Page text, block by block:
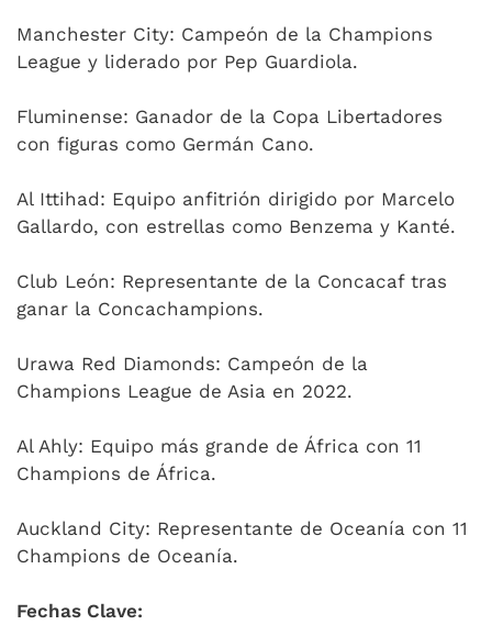
Manchester City: Campeón de la Champions
League y liderado por Pep Guardiola.
Fluminense: Ganador de la Copa Libertadores
con figuras como Germán Cano.
Al Ittihad: Equipo anfitrión dirigido por Marcelo
Gallardo, con estrellas como Benzema y Kanté.
Club León: Representante de la Concacaf tras
ganar la Concachampions.
Urawa Red Diamonds: Campeón de la
Champions League de Asia en 2022.
Al Ahly: Equipo más grande de África con 11
Champions de África.
Auckland City: Representante de Oceanía con 11
Champions de Oceanía.
Fechas Clave: